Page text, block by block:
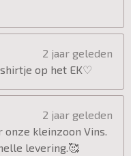
2 jaar geleden
op het EK♡
2 jaar geleden
onze kleinzoon Vins.
levering.🥰